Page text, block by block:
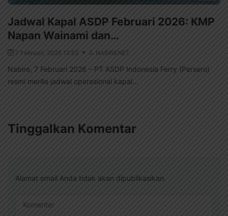
Jadwal Kapal ASDP Februari 2026: KMP
Napan Wainami dan…
7 Februari, 2026 12:53 NABIRENET
Nabire, 7 Februari 2026 – PT ASDP Indonesia Ferry (Persero)
resmi merilis jadwal operasional kapal...
Tinggalkan Komentar
Alamat email Anda tidak akan dipublikasikan.
Komentar